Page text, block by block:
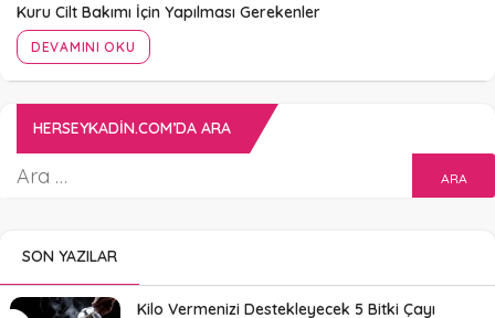
Kuru Cilt Bakımı İçin Yapılması Gerekenler
DEVAMINI OKU
HERSEYKADIN.COM’DA ARA
SON YAZILAR
Kilo Vermenizi Destekleyecek 5 Bitki Çayı